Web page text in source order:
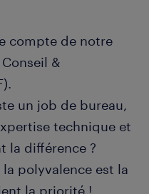
compte de notre
&
un job de bureau,
technique et
la différence ?
polyvalence est la
la priorité !